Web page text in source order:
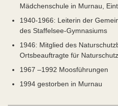
Mädchenschule in Murnau,
1940-1966: Leiterin der
des Staffelsee-Gymnasiums
1946: Mitglied des
Ortsbeauftragte für
1967 –1992 Moosführungen
1994 gestorben in Murnau